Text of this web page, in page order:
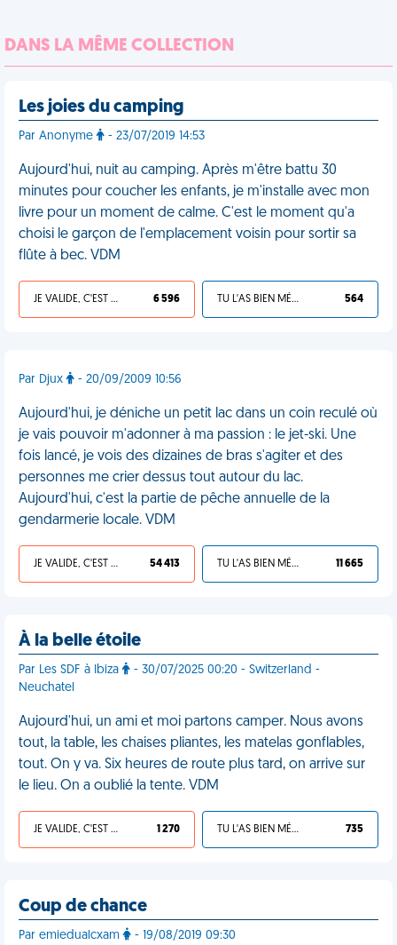
DANS LA MÊME COLLECTION
Les joies du camping
Par Anonyme - 23/07/2019 14:53
Aujourd'hui, nuit au camping. Après m'être battu 30
minutes pour coucher les enfants, je m'installe avec mon
livre pour un moment de calme. C'est le moment qu'a
choisi le garçon de l'emplacement voisin pour sortir sa
flûte à bec. VDM
JE VALIDE, C'EST UNE VDM 6 596 TU L'AS BIEN MÉRITÉ 564
Par Djux - 20/09/2009 10:56
Aujourd'hui, je déniche un petit lac dans un coin reculé où
je vais pouvoir m'adonner à ma passion : le jet-ski. Une
fois lancé, je vois des dizaines de bras s'agiter et des
personnes me crier dessus tout autour du lac.
Aujourd'hui, c'est la partie de pêche annuelle de la
gendarmerie locale. VDM
JE VALIDE, C'EST UNE VDM 54 413 TU L'AS BIEN MÉRITÉ 11 665
À la belle étoile
Par Les SDF à Ibiza
- 30/07/2025 00:20 - Switzerland -
Neuchatel
Aujourd'hui, un ami et moi partons camper. Nous avons
tout, la table, les chaises pliantes, les matelas gonflables,
tout. On y va. Six heures de route plus tard, on arrive sur
le lieu. On a oublié la tente. VDM
JE VALIDE, C'EST UNE VDM 1 270 TU L'AS BIEN MÉRITÉ 735
Coup de chance
Par emiedualcxam - 19/08/2019 09:30